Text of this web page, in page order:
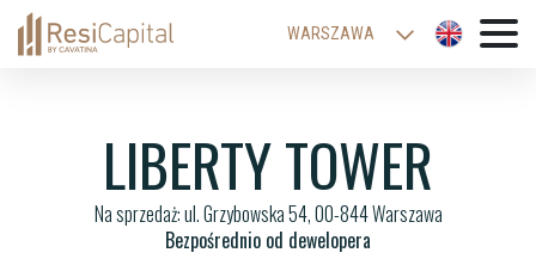
WARSZAWA
KRAKÓW
BIELSKO-BIAŁA
LIBERTY TOWER
Na sprzedaż: ul. Grzybowska 54, 00-844 Warszawa
Bezpośrednio od dewelopera